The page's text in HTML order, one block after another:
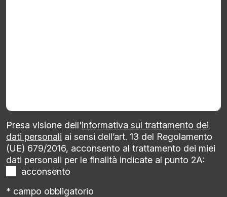
Presa visione dell'informativa sul trattamento dei
dati personali ai sensi dell’art. 13 del Regolamento
(UE) 679/2016, acconsento al trattamento dei miei
dati personali per le finalità indicate al punto 2A:
acconsento
* campo obbligatorio